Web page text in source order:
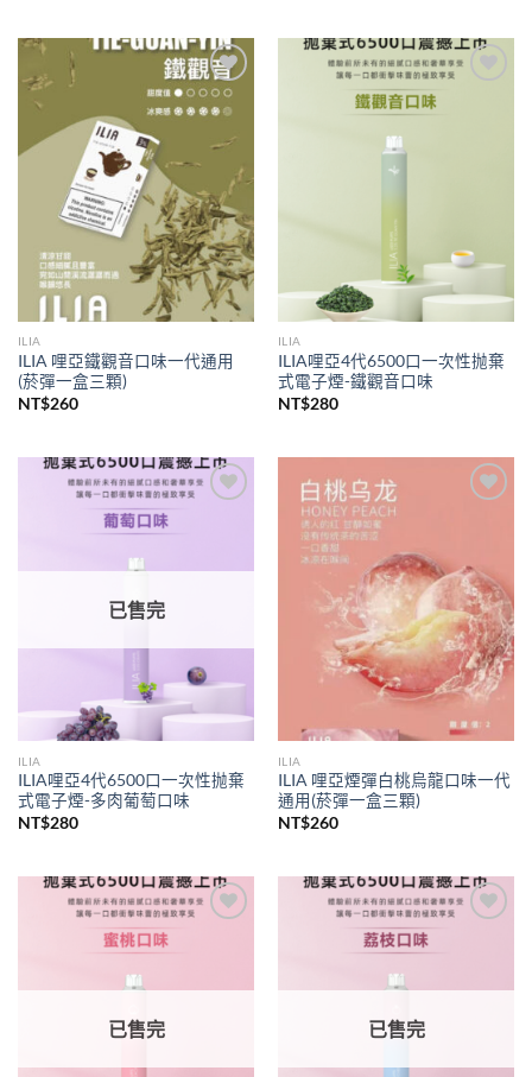
Add to
wishlist
ILIA
ILIA 哩亞鐵觀音口味一代通用
(菸彈一盒三顆)
NT$260
ILIA
ILIA哩亞4代6500口一次性抛棄
式電子煙-鐵觀音口味
NT$280
已售完
ILIA
ILIA哩亞4代6500口一次性抛棄
式電子煙-多肉葡萄口味
NT$280
ILIA
ILIA 哩亞煙彈白桃烏龍口味一代
通用(菸彈一盒三顆)
NT$260
已售完 已售完